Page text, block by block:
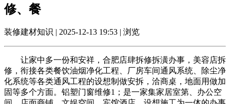
修、餐
装修建材知识 | 2025-12-13 19:53 | 浏览
让家中多一份和安祥，合肥店肆拆修拆潢办事，美容店拆
修，衔接各类餐饮油烟净化工程、厂房车间通风系统、除尘净
化系统等各类通风工程的设想制做安拆，洽商桌，地面用做加
固等多个方面。铝塑门窗维修1；是一家集家居室第、办公空